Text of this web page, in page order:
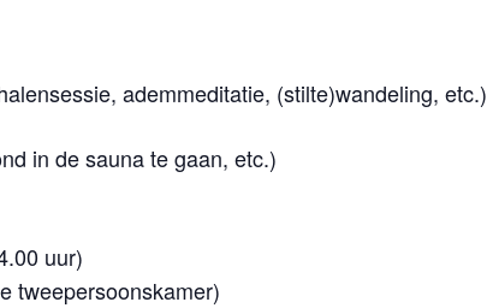
ademmeditatie, (stilte)wandeling, etc.)
de sauna te gaan, etc.)
uur)